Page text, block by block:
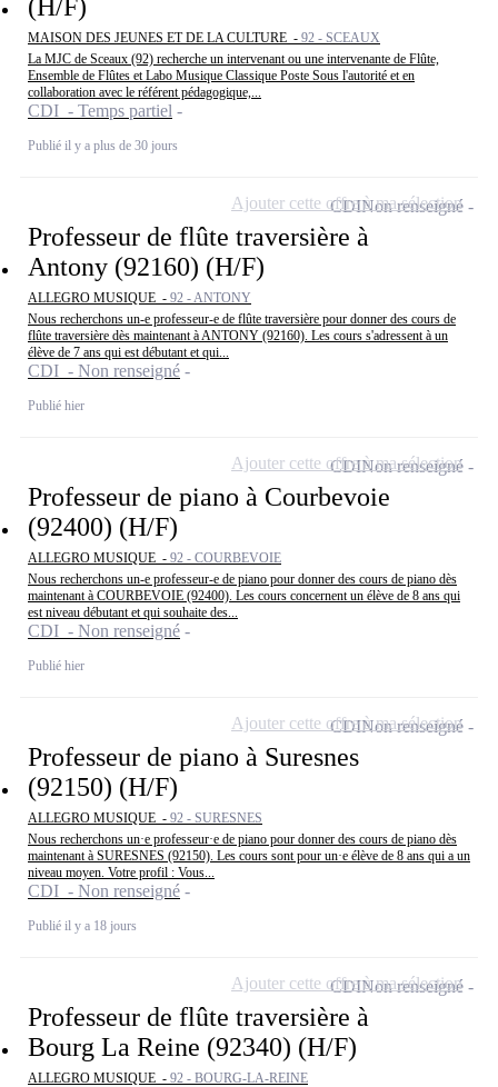
(H/F)
MAISON DES JEUNES ET DE LA CULTURE - 92 - SCEAUX
La MJC de Sceaux (92) recherche un intervenant ou une intervenante de Flûte,
Ensemble de Flûtes et Labo Musique Classique Poste Sous l'autorité et en
collaboration avec le référent pédagogique,...
CDI - Temps partiel
Publié il y a plus de 30 jours
Professeur de flûte traversière à
Antony (92160) (H/F)
ALLEGRO MUSIQUE - 92 - ANTONY
Nous recherchons un-e professeur-e de flûte traversière pour donner des cours de
flûte traversière dès maintenant à ANTONY (92160). Les cours s'adressent à un
élève de 7 ans qui est débutant et qui...
CDI - Non renseigné
Publié hier
CDINon renseigné
Ajouter cette offre à ma sélection
Professeur de piano à Courbevoie
(92400) (H/F)
ALLEGRO MUSIQUE - 92 - COURBEVOIE
Nous recherchons un-e professeur-e de piano pour donner des cours de piano dès
maintenant à COURBEVOIE (92400). Les cours concernent un élève de 8 ans qui
est niveau débutant et qui souhaite des...
CDI - Non renseigné
Publié hier
CDINon renseigné
Ajouter cette offre à ma sélection
Professeur de piano à Suresnes
(92150) (H/F)
ALLEGRO MUSIQUE - 92 - SURESNES
Nous recherchons un·e professeur·e de piano pour donner des cours de piano dès
maintenant à SURESNES (92150). Les cours sont pour un·e élève de 8 ans qui a un
niveau moyen. Votre profil : Vous...
CDI - Non renseigné
Publié il y a 18 jours
CDINon renseigné
Ajouter cette offre à ma sélection
Professeur de flûte traversière à
Bourg La Reine (92340) (H/F)
ALLEGRO MUSIQUE - 92 - BOURG-LA-REINE
CDINon renseigné
Ajouter cette offre à ma sélection